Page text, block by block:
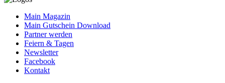
Main Magazin
Main Gutschein Download
Partner werden
Feiern & Tagen
Newsletter
Facebook
Kontakt